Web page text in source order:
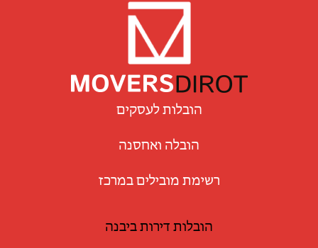
הובלות לעסקים
הובלה ואחסנה
רשימת מובילים במרכז
הובלות דירות ביבנה